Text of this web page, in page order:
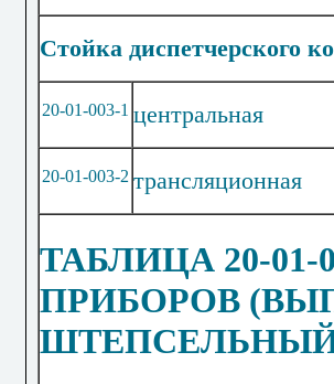
Стойка диспетчерского
20-01-003-1 центральная
20-01-003-2 трансляционная
ТАБЛИЦА 20-
ПРИБОРОВ
ШТЕПСЕЛЬНЫЙ